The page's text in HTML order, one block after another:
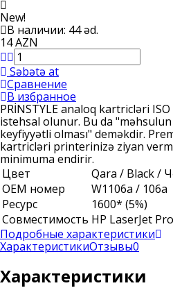
New!
В наличии: 44 əd.
14 AZN
Səbətə at
Сравнение
В избранное
PRİNSTYLE analoq kartricləri
istehsal olunur. Bu da
keyfiyyətli olması" deməkdir.
kartricləri printerinizə ziyan
minimuma endirir.
Цвет
Qara / Black /
ОЕМ номер
W1106a / 106a
Ресурс
1600* (5%)
Совместимость HP LaserJet
Подробные характеристики
ХарактеристикиОтзывы0
Характеристики